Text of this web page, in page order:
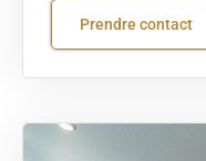
Prendre contact